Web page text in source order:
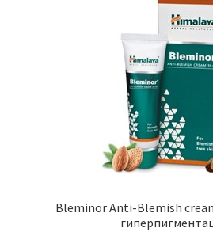
Bleminor Anti-Blemish